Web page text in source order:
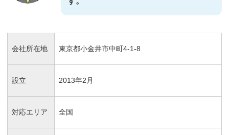
会社所在地 東京都小金井市中町4-1-8
設立 2013年2月
対応エリア 全国